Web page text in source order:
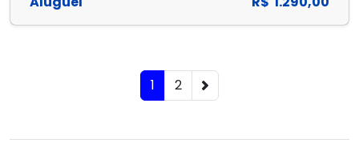
1 2